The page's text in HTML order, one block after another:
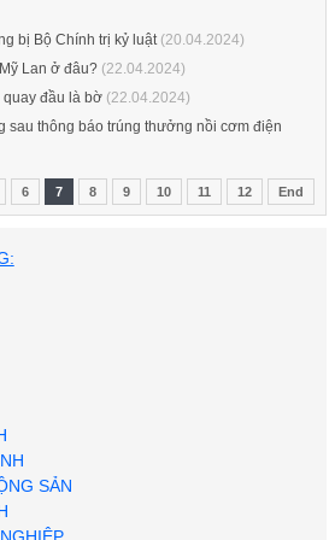
bị Bộ Chính trị kỷ luật(20.04.2024)
Lan ở đâu?(22.04.2024)
đầu là bờ(22.04.2024)
sau thông báo trúng thưởng nồi cơm điện
6 7 8 9 10 11 12 End
SẢN